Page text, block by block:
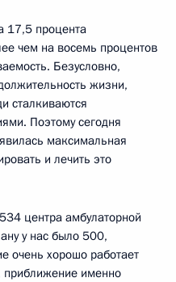
17,5 процента
чем на восемь процентов
Безусловно,
жизни,
сталкиваются
Поэтому сегодня
максимальная
и лечить это
центра амбулаторной
у нас было 500,
очень хорошо работает
приближение именно